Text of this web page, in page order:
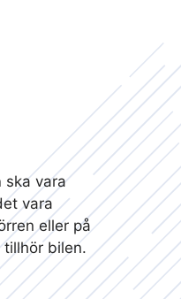
ska vara
vara
eller på
bilen.